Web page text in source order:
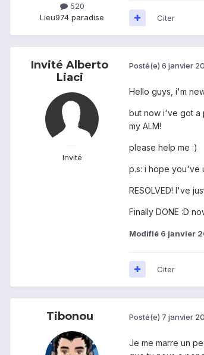
520
Lieu974 paradise Citer
Invité Alberto
Liaci
Invité
Posté(e) 6 janvier
Hello guys, i'm
but now i've got a
my ALM!
please help me :)
p.s: i hope you've
RESOLVED! I've
Finally DONE :D
Modifié 6 janvier
Citer
Tibonou Posté(e) 7 janvier
Je me marre un